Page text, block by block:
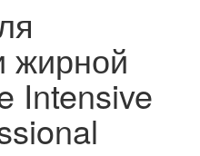
жирной
Intensive